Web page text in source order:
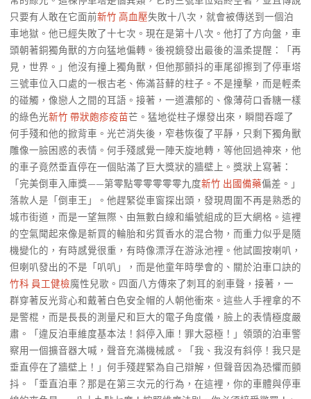
只要有人敢在它面前新竹 高血壓失敗十八次，就會被傳送到一個泊
車地獄。他已經失敗了十七次。現在是第十八次。他打了方向盤，車
頭朝著銅獨角獸的方向猛地偏轉。後視鏡發出最後的溫柔提醒：「再
見，世界。」他沒有撞上獨角獸，但他那顫抖的車尾卻擦到了停車塔
三號車位入口處的一根古老、佈滿苔蘚的柱子。不是撞擊，而是輕柔
的碰觸，像戀人之間的耳語。接著，一道濃郁的、像薄荷口香糖一樣
的綠色光新竹 帶狀皰疹疫苗芒。猛地從柱子爆發出來，瞬間吞噬了
何手殘和他的掀背車。光芒消失後，窄巷恢復了平靜，只剩下獨角獸
雕像一臉困惑的表情。何手殘感覺一陣天旋地轉，等他回過神來，他
的車子竟然垂直停在一個貼滿了巨大獎狀的牆壁上。獎狀上寫著：
「完美倒車入庫獎——第零點零零零零零九度新竹 出國備藥偏差。」
落款人是「倒車王」。他趕緊從車窗探出頭，發現周圍不再是熟悉的
城市街道，而是一望無際、由無數白線和編號組成的巨大網格。這裡
的空氣聞起來像是新買的輪胎和劣質香水的混合物，而重力似乎是隨
機變化的，有時感覺很重，有時像漂浮在游泳池裡。他試圖按喇叭，
但喇叭發出的不是「叭叭」，而是他童年時學會的、關於泊車口訣的
竹科 員工健檢魔性兒歌。四面八方傳來了刺耳的剎車聲，接著，一
群穿著反光背心和戴著白色安全帽的人朝他衝來。這些人手裡拿的不
是警棍，而是長長的測量尺和巨大的電子角度儀，臉上的表情極度嚴
肅。「違反泊車維度基本法！斜停入庫！罪大惡極！」領頭的泊車警
察用一個擴音器大喊，聲音充滿機械感。「我、我沒有斜停！我只是
垂直停在了牆壁上！」何手殘趕緊為自己辯解，但聲音因為恐懼而顫
抖。「垂直泊車？那是在第三次元的行為，在這裡，你的車體與停車